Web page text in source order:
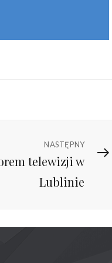
NASTĘPNY
telewizji w
Lublinie